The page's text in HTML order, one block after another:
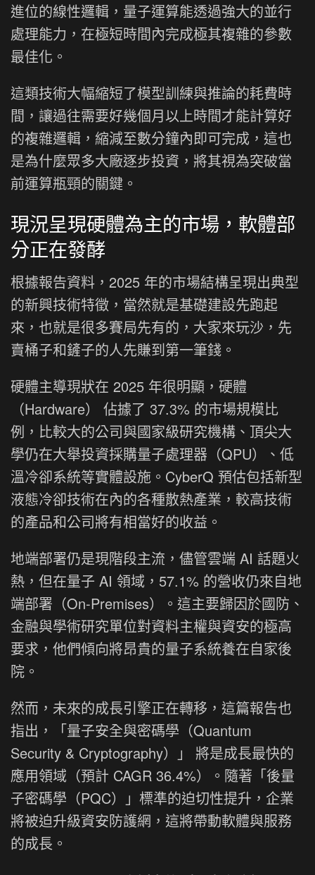
進位的線性邏輯，量子運算能透過強大的並行
處理能力，在極短時間內完成極其複雜的參數
最佳化。
這類技術大幅縮短了模型訓練與推論的耗費時
間，讓過往需要好幾個月以上時間才能計算好
的複雜邏輯，縮減至數分鐘內即可完成，這也
是為什麼眾多大廠逐步投資，將其視為突破當
前運算瓶頸的關鍵。
現況呈現硬體為主的市場，軟體部
分正在發酵
根據報告資料，2025 年的市場結構呈現出典型
的新興技術特徵，當然就是基礎建設先跑起
來，也就是很多賽局先有的，大家來玩沙，先
賣桶子和鏟子的人先賺到第一筆錢。
硬體主導現狀在 2025 年很明顯，硬體
（Hardware） 佔據了 37.3% 的市場規模比
例，比較大的公司與國家級研究機構、頂尖大
學仍在大舉投資採購量子處理器（QPU）、低
溫冷卻系統等實體設施。CyberQ 預估包括新型
液態冷卻技術在內的各種散熱產業，較高技術
的產品和公司將有相當好的收益。
地端部署仍是現階段主流，儘管雲端 AI 話題火
熱，但在量子 AI 領域，57.1% 的營收仍來自地
端部署（On-Premises）。這主要歸因於國防、
金融與學術研究單位對資料主權與資安的極高
要求，他們傾向將昂貴的量子系統養在自家後
院。
然而，未來的成長引擎正在轉移，這篇報告也
指出，「量子安全與密碼學（Quantum
Security & Cryptography）」 將是成長最快的
應用領域（預計 CAGR 36.4%）。隨著「後量
子密碼學（PQC）」標準的迫切性提升，企業
將被迫升級資安防護網，這將帶動軟體與服務
的成長。